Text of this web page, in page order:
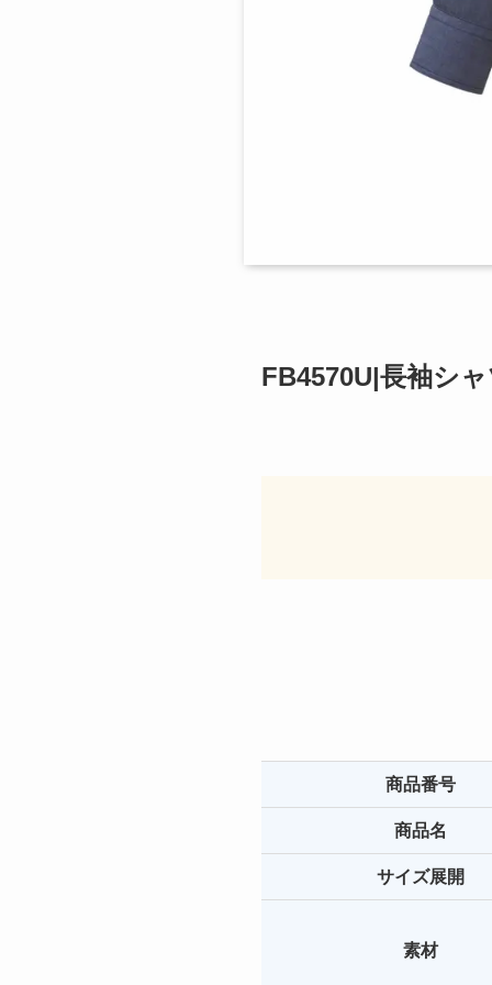
FB4570U|長袖シ
商品番号
商品名
サイズ展開
素材